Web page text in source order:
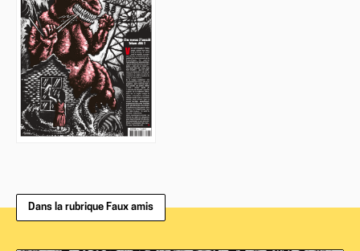
Dans la rubrique Faux amis